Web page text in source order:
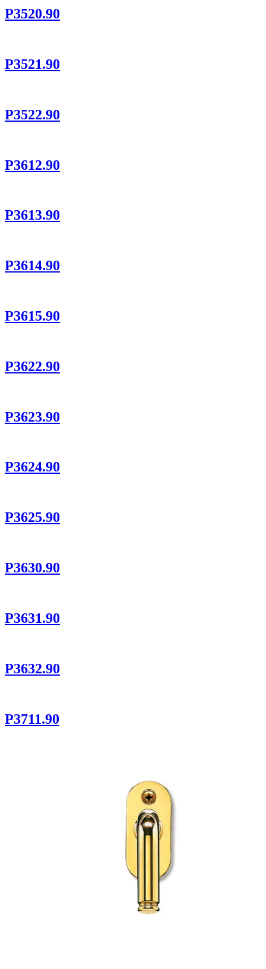
P3520.90
P3521.90
P3522.90
P3612.90
P3613.90
P3614.90
P3615.90
P3622.90
P3623.90
P3624.90
P3625.90
P3630.90
P3631.90
P3632.90
P3711.90